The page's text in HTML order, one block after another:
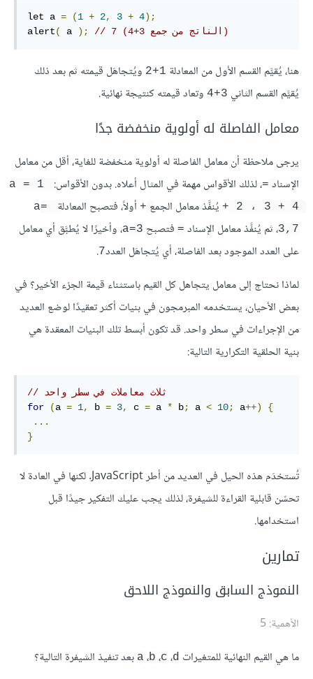
let a = (1 + 2, 3 + 4);
alert( a ); // 7 (الناتج من جمع 3+4)
هنا، يُقيَّم القسم الأول من المعادلة 1+2
ويُتجاهَل قيمته ثم بعد ذلك
يُقيَّم القسم الثاني 3+4 وتعاد قيمته كنتيجة نهائية.
معامل الفاصلة له أولوية منخفضة جدًا
يرجى ملاحظة أن معامل الفاصلة له أولوية منخفضة للغاية، أقل من معامل
الإسناد =، لذلك الأقواس مهمة في المثال أعلاه. بدون الأقواس:
a = 1
+ 2 ، 3 + 4 يُنفَّذ معامل الجمع + أولاً، فتصبح المعادلة
a=
3,7، ثم يُنفَّذ معامل الإسناد = فتصبح a=3، وأخيرًا لا يُطبَّق أي معامل
على العدد الموجود بعد الفاصلة، أي يُتجاهَل العدد7
.
لماذا نحتاج إلى معامل يتجاهل كل القيم باستثناء قيمة الجزء الأخير؟ في
بعض الأحيان، يستخدمه المبرمجون في بنيات أكثر تعقيدًا لوضع العديد
من الإجراءات في سطر واحد. قد تكون أبسط تلك البنيات المعقدة هي
بنية الحلقية التكرارية التالية:
// ثلاث معاملات في سطر واحد
for
(a = 1, b = 3, c = a * b; a < 10; a++)
{
...
}
تُستخدَم هذه الحيل في العديد من أطر JavaScript. لكنها في العادة لا
تحسّن قابلية القراءة للشيفرة، لذلك يجب عليك التفكير جيدًا قبل
استخدامها.
تمارين
النموذج السابق والنموذج اللاحق
الأهمية: 5
ما هي القيم النهائية للمتغيرات
a ،b ،c ،d بعد تنفيذ الشيفرة التالية؟